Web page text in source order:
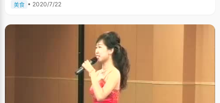
美食 • 2020/7/22